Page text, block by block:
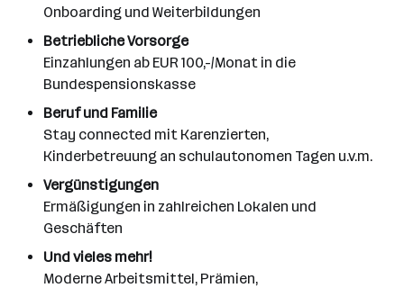
Onboarding und Weiterbildungen
Betriebliche Vorsorge
Einzahlungen ab EUR 100,-/Monat in die
Bundespensionskasse
Beruf und Familie
Stay connected mit Karenzierten,
Kinderbetreuung an schulautonomen Tagen u.v.m.
Vergünstigungen
Ermäßigungen in zahlreichen Lokalen und
Geschäften
Und vieles mehr!
Moderne Arbeitsmittel, Prämien,